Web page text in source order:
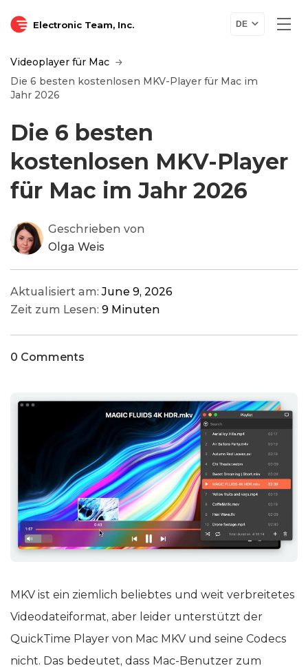
Electronic Team, Inc. DE
Videoplayer für Mac
Die 6 besten kostenlosen MKV-Player für Mac im
Jahr 2026
Die 6 besten
kostenlosen MKV-Player
für Mac im Jahr 2026
Geschrieben von
Olga Weis
Aktualisiert am:June 9, 2026
Zeit zum Lesen: 9 Minuten
0 Comments
MKV ist ein ziemlich beliebtes und weit verbreitetes
Videodateiformat, aber leider unterstützt der
QuickTime Player von Mac MKV und seine Codecs
nicht. Das bedeutet, dass Mac-Benutzer zum